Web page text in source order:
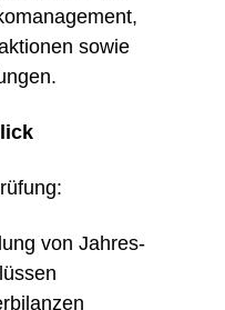
sowie
von Jahres-